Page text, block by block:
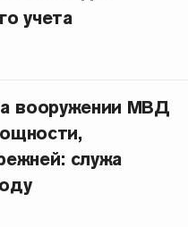
учета
вооружении МВД
служа